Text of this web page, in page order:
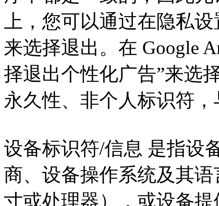
上，您可以通过在隐私
来选择退出。在 Google
择退出个性化广告”来选
永久性、非个人标识符
设备标识符/信息 是指设
商、设备操作系统及其
寸或处理器），或设备